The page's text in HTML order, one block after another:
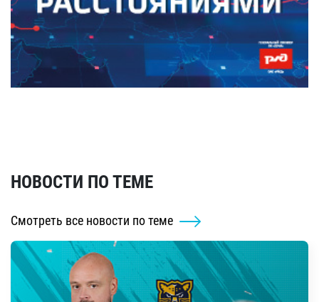
НОВОСТИ ПО ТЕМЕ
Смотреть все новости по теме